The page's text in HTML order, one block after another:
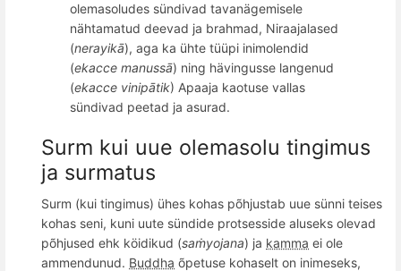
olemasoludes sündivad tavanägemisele
nähtamatud deevad ja brahmad, Niraajalased
(nerayikā), aga ka ühte tüüpi inimolendid
(ekacce manussā) ning hävingusse langenud
(ekacce vinipātik) Apaaja kaotuse vallas
sündivad peetad ja asurad.
Surm kui uue olemasolu tingimus
ja surmatus
Surm (kui tingimus) ühes kohas põhjustab uue sünni teises
kohas seni, kuni uute sündide protsesside aluseks olevad
põhjused ehk köidikud (saṁyojana) ja kamma ei ole
ammendunud. Buddha õpetuse kohaselt on inimeseks,